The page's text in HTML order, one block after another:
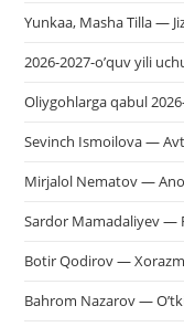
Yunkaa, Masha Tilla —
2026-2027-o’quv yili
Oliygohlarga qabul
Sevinch Ismoilova —
Mirjalol Nematov —
Sardor Mamadaliyev —
Botir Qodirov —
Bahrom Nazarov —